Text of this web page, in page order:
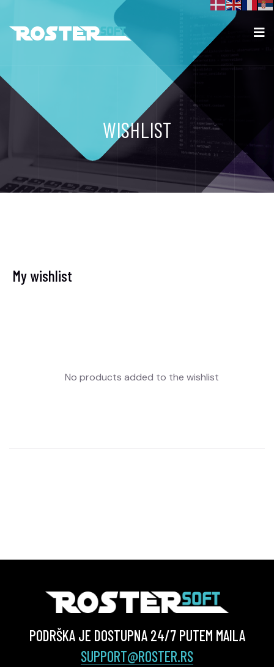
WISHLIST
My wishlist
No products added to the wishlist
PODRŠKA JE DOSTUPNA 24/7 PUTEM MAILA
SUPPORT@ROSTER.RS